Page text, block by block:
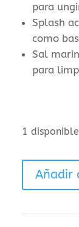
para
Splash
como
Sal
para
1
Añadir